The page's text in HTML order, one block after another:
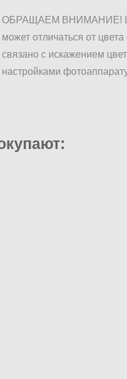
ОБРАЩАЕМ ВНИМАНИЕ!
может отличаться от
связано с искажением
настройками